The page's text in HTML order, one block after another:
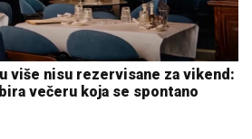
više nisu rezervisane za vikend:
večeru koja se spontano